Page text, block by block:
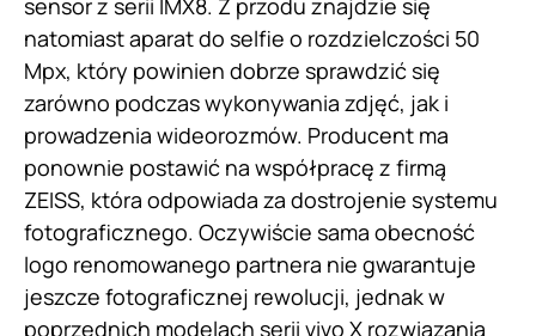
natomiast aparat do selfie o rozdzielczości 50
Mpx, który powinien dobrze sprawdzić się
zarówno podczas wykonywania zdjęć, jak i
prowadzenia wideorozmów. Producent ma
ponownie postawić na współpracę z firmą
ZEISS, która odpowiada za dostrojenie systemu
fotograficznego. Oczywiście sama obecność
logo renomowanego partnera nie gwarantuje
jeszcze fotograficznej rewolucji, jednak w
poprzednich modelach serii vivo X rozwiązania